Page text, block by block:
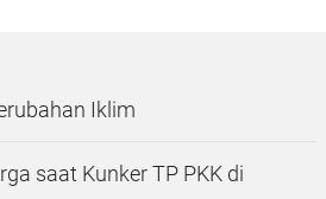
Iklim
saat Kunker TP PKK di